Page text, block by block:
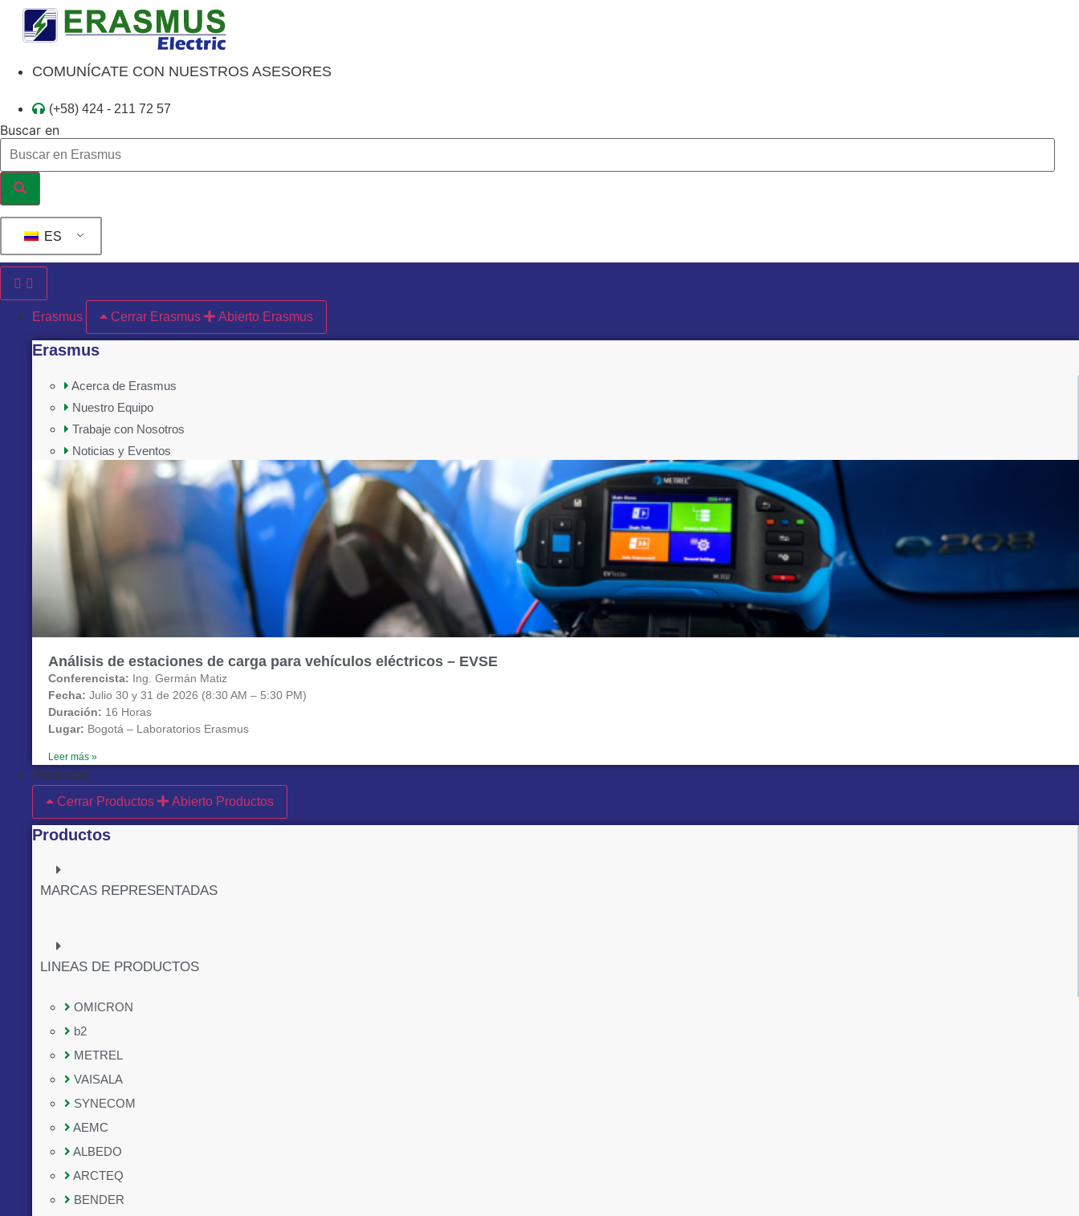
contenido
COMUNÍCATE CON NUESTROS ASESORES
(+58) 424 - 211 72 57
Buscar en
ES
Erasmus Cerrar Erasmus Abierto Erasmus
Erasmus
Acerca de Erasmus
Nuestro Equipo
Trabaje con Nosotros
Noticias y Eventos
Análisis de estaciones de carga para vehículos eléctricos – EVSE
Conferencista: Ing. Germán Matiz
Fecha: Julio 30 y 31 de 2026 (8:30 AM – 5:30 PM)
Duración: 16 Horas
Lugar: Bogotá – Laboratorios Erasmus
Leer más »
Productos
Cerrar Productos
Abierto Productos
Productos
MARCAS REPRESENTADAS
LINEAS DE PRODUCTOS
OMICRON
b2
METREL
VAISALA
SYNECOM
AEMC
ALBEDO
ARCTEQ
BENDER